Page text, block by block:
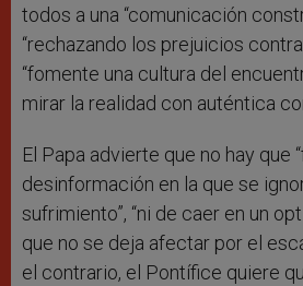
todos a una “comunicación
“rechazando los prejuicios
“fomente una cultura del
mirar la realidad con auténtica
El Papa advierte que no hay que
desinformación en la que se
sufrimiento”, “ni de caer en un
que no se deja afectar por el
el contrario, el Pontífice quiere